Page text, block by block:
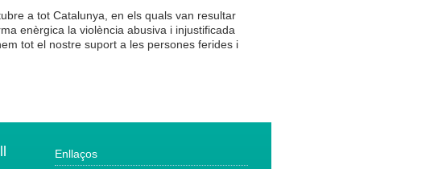
a tot Catalunya, en els quals van resultar
enèrgica la violència abusiva i injustificada
tot el nostre suport a les persones ferides i
Enllaços